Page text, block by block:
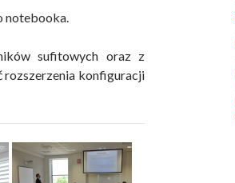
notebooka.
sufitowych oraz z
rozszerzenia konfiguracji